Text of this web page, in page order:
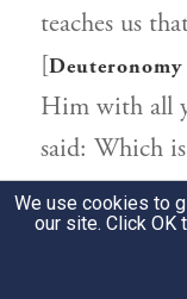
teaches us
[Deuteronomy
Him with all
said: Which
is prayer.
The number
the Torah,
We use cookies to
our site. Click OK